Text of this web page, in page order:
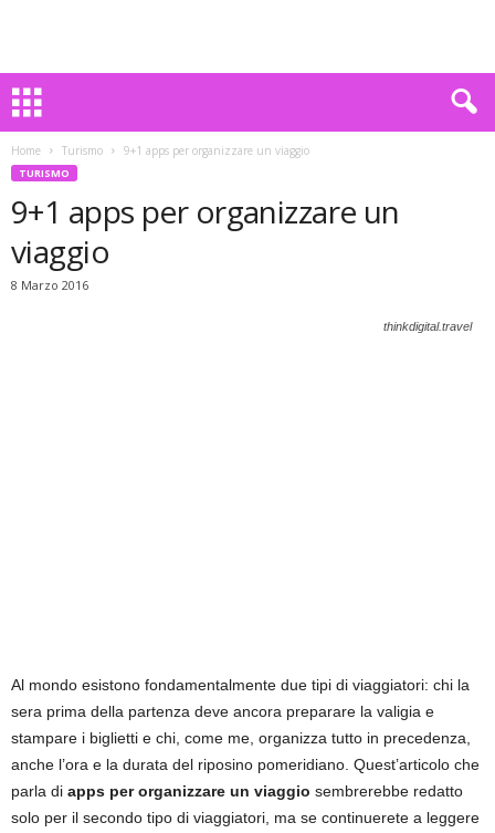
Home Turismo 9+1 apps per organizzare un viaggio
TURISMO
9+1 apps per organizzare un
viaggio
8 Marzo 2016
thinkdigital.travel
Al mondo esistono fondamentalmente due tipi di viaggiatori: chi la
sera prima della partenza deve ancora preparare la valigia e
stampare i biglietti e chi, come me, organizza tutto in precedenza,
anche l’ora e la durata del riposino pomeridiano. Quest’articolo che
parla di apps per organizzare un viaggio sembrerebbe redatto
solo per il secondo tipo di viaggiatori, ma se continuerete a leggere